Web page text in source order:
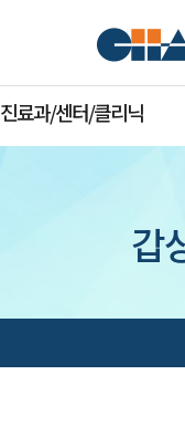
진료과/센터/클리닉
갑